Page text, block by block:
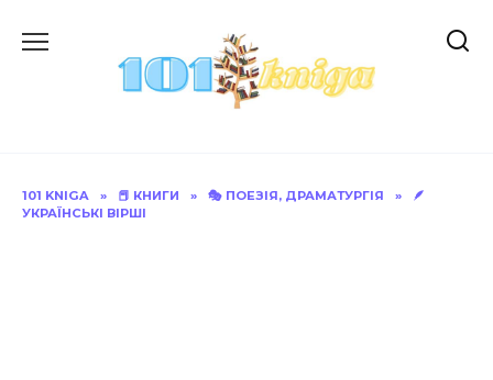
до
101 KNIGA » 📕 КНИГИ » 🎭 ПОЕЗІЯ, ДРАМАТУРГІЯ »
🪶
УКРАЇНСЬКІ ВІРШІ